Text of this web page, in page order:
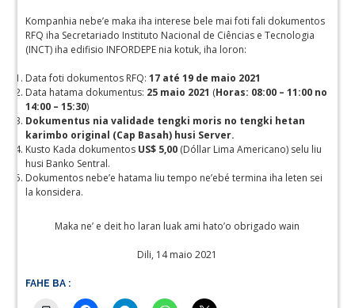
Kompanhia nebe’e maka iha interese bele mai foti fali dokumentos
RFQ iha Secretariado Instituto Nacional de Ciências e Tecnologia
(INCT) iha edifisio INFORDEPE nia kotuk, iha loron:
Data foti dokumentos RFQ:17 até 19 de maio 2021
Data hatama dokumentus: 25 maio 2021 (Horas: 08:00 – 11:00 no
14:00 – 15:30)
Dokumentus nia validade tengki moris no tengki hetan
karimbo original (Cap Basah) husi Server.
Kusto Kada dokumentos US$ 5,00 (Dóllar Lima Americano) selu liu
husi Banko Sentral.
Dokumentos nebe’e hatama liu tempo ne’ebé termina iha leten sei
la konsidera.
Maka ne’ e deit ho laran luak ami hato’o obrigado wain
Dili, 14 maio 2021
FAHE BA :